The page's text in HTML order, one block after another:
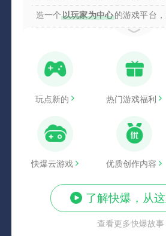
造一个 以玩家为中心的游戏平台
们提供一个值得信赖的社区，满足
家一起，携手建立起一个真正属于
APP。 马上参与共建>>
玩点新的 热门游戏福利
快爆云游戏 优质创作内容
了解快爆，从
查看更多快爆故事